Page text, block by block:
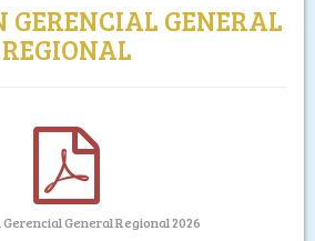
GERENCIAL GENERAL
REGIONAL
General Regional 2026